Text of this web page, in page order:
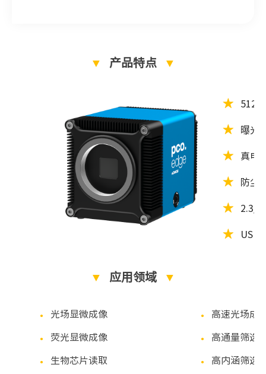
▼ 产品特点 ▼
★
★ 曝光
★ 真电
★ 防尘
★ 2.3/
★
▼ 应用领域 ▼
● 光场显微成像
● 荧光显微成像
● 生物芯片读取
● 高速光场成
● 高通量筛选
● 高内涵筛选